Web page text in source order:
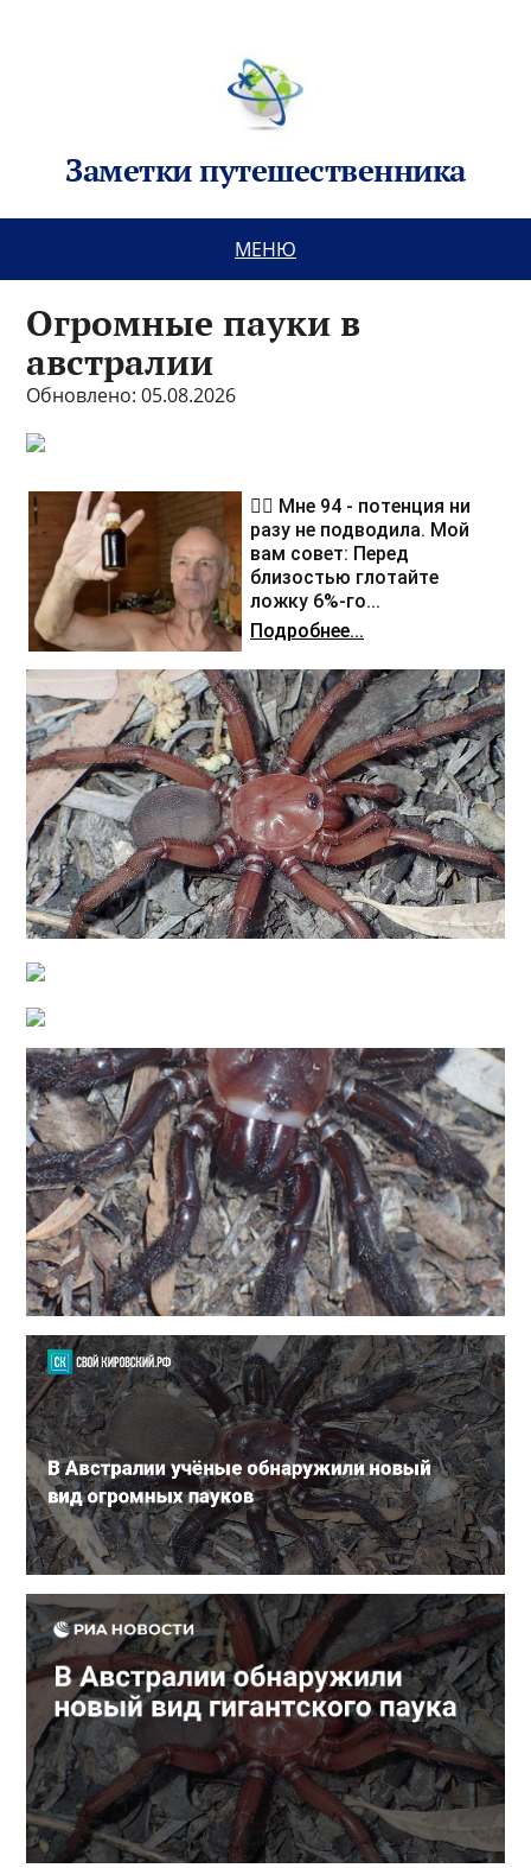
Заметки путешественника
МЕНЮ
Огромные пауки в
австралии
Обновлено: 05.08.2026
❤️‍🔥 Мне 94 - потенция ни
разу не подводила. Мой
вам совет: Перед
близостью глотайте
ложку 6%-го...
Подробнее...